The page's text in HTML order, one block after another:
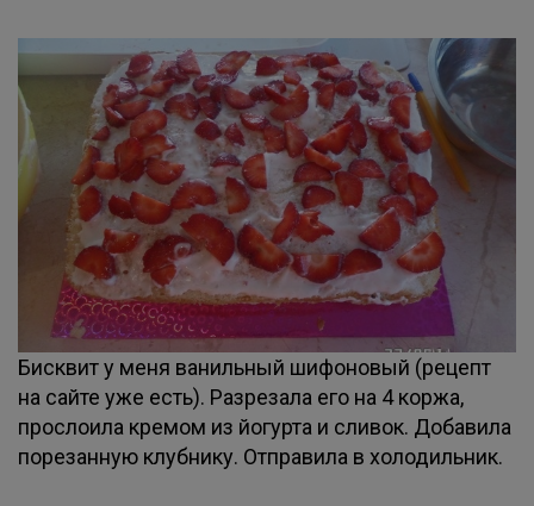
Бисквит у меня ванильный шифоновый (рецепт
на сайте уже есть). Разрезала его на 4 коржа,
прослоила кремом из йогурта и сливок. Добавила
порезанную клубнику. Отправила в холодильник.